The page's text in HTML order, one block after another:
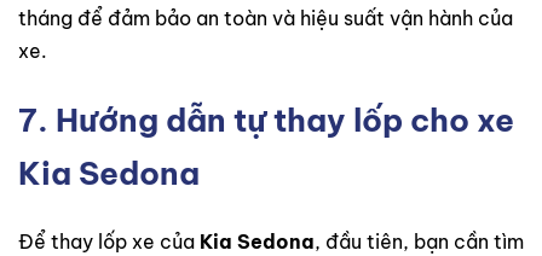
tháng để đảm bảo an toàn và hiệu suất vận hành của
xe.
7. Hướng dẫn tự thay lốp cho xe
Kia Sedona
Để thay lốp xe của Kia Sedona, đầu tiên, bạn cần tìm